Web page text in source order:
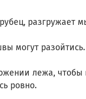
разгружает
могут
лежа, чтобы
ровно.